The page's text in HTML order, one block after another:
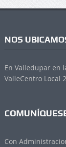
NOS
En Valledupar en
ValleCentro Local
Con